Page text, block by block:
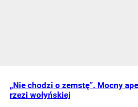
„Nie chodzi o zemstę”. Mocny
rzezi wołyńskiej